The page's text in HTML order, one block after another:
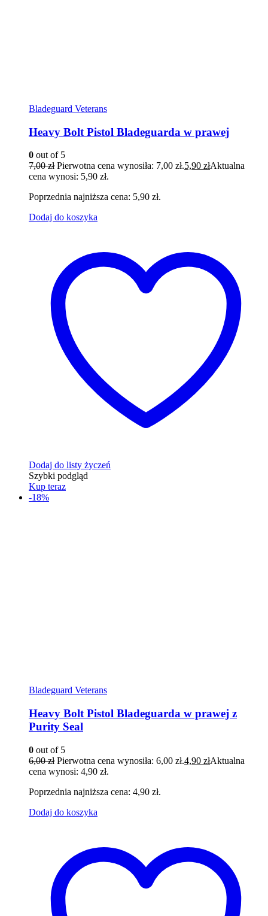
Bladeguard Veterans
Heavy Bolt Pistol Bladeguarda w prawej
0 out of 5
7,00zł Pierwotna cena wynosiła: 7,00 zł.5,90 złAktualna
cena wynosi: 5,90 zł.
Poprzednia najniższa cena: 5,90 zł.
Dodaj do koszyka
Dodaj do listy życzeń
Szybki podgląd
Kup teraz
-18%
Bladeguard Veterans
Heavy Bolt Pistol Bladeguarda w prawej z
Purity Seal
0 out of 5
6,00zł Pierwotna cena wynosiła: 6,00 zł.4,90 złAktualna
cena wynosi: 4,90 zł.
Poprzednia najniższa cena: 4,90 zł.
Dodaj do koszyka